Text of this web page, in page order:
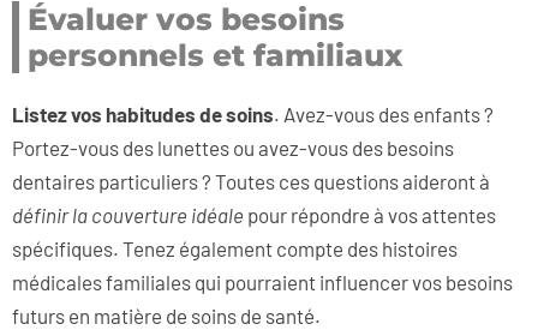
Évaluer vos besoins
personnels et familiaux
Listez vos habitudes de soins. Avez-vous des enfants ?
Portez-vous des lunettes ou avez-vous des besoins
dentaires particuliers ? Toutes ces questions aideront à
définir la couverture idéale pour répondre à vos attentes
spécifiques. Tenez également compte des histoires
médicales familiales qui pourraient influencer vos besoins
futurs en matière de soins de santé.